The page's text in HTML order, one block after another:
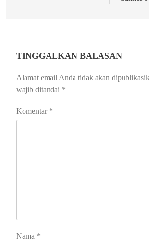
TINGGALKAN BALASAN
Alamat email Anda tidak akan
wajib ditandai *
Komentar *
Nama *